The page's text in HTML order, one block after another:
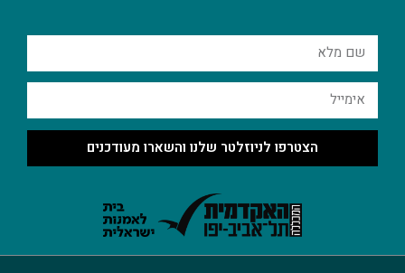
הצטרפו לניוזלטר שלנו והשארו מעודכנים